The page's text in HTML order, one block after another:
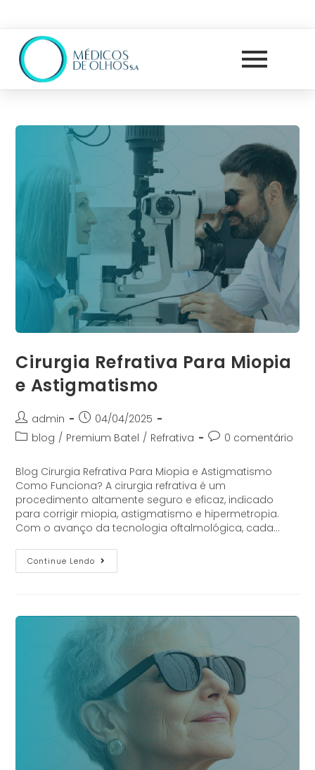
Cirurgia Refrativa Para Miopia
e Astigmatismo
admin
04/04/2025
blog / Premium Batel / Refrativa 0 comentário
Blog Cirurgia Refrativa Para Miopia e Astigmatismo
Como Funciona? A cirurgia refrativa é um
procedimento altamente seguro e eficaz, indicado
para corrigir miopia, astigmatismo e hipermetropia.
Com o avanço da tecnologia oftalmológica, cada…
Continue Lendo